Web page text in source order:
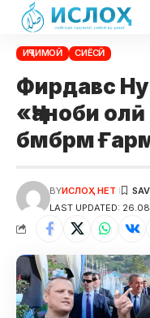
ИҶТИМОӢ СИЁСӢ
Фирдавс
«Ҷаноби
бмбрм
LAST UPDATED:
BYИСЛОҲ НЕТ